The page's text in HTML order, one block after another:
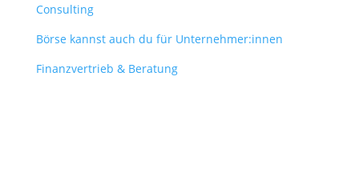
Consulting
Börse kannst auch du für Unternehmer:innen
Finanzvertrieb & Beratung